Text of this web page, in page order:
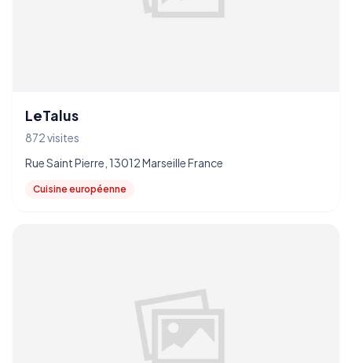
LeTalus
872 visites
Rue Saint Pierre, 13012 Marseille France
Cuisine européenne